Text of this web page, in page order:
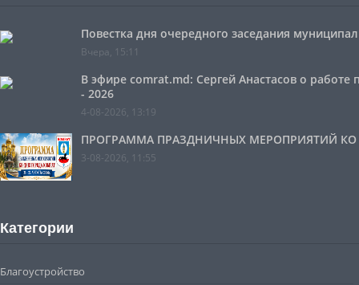
Повестка дня очередного заседания
Вчера, 15:11
В эфире comrat.md: Сергей Анастасов о
- 2026
4-08-2026, 13:19
ПРОГРАММА ПРАЗДНИЧНЫХ МЕРОПРИЯТИЙ КО
3-08-2026, 11:55
Категории
Благоустройство